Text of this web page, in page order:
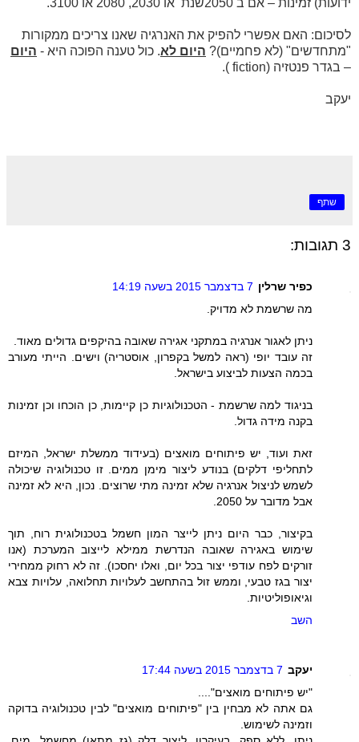
לסיכום: האם אפשרי להפיק את האנרגיה שאנו צריכים ממקורות
"מתחדשים" (לא פחמיים)? היום לא. כול טענה הפוכה היא - היום
– בגדר פנטזיה (fiction
).
יעקב
שתף
3 תגובות:
כפיר שרלין 7 בדצמבר 2015 בשעה 14:19
מה שרשמת לא מדויק.
ניתן לאגור אנרגיה במתקני אגירה שאובה בהיקפים גדולים מאוד.
זה עובד יופי (ראה למשל בקפרון, אוסטריה) וישים. הייתי מעורב
בכמה הצעות לביצוע בישראל.
בניגוד למה שרשמת - הטכנולוגיות כן קיימות, כן הוכחו וכן זמינות
בקנה מידה גדול.
זאת ועוד, יש פיתוחים מואצים (בעידוד ממשלת ישראל, המיזם
לתחליפי דלקים) בנודע ליצור מימן ממים. זו טכנולוגיה שיכולה
לשמש לניצול אנרגיה שלא זמינה מתי שרוצים. נכון, היא לא זמינה
אבל מדובר על 2050.
בקיצור, כבר היום ניתן לייצר המון חשמל בטכנולוגית רוח, תוך
שימוש באגירה שאובה הנדרשת ממילא לייצוב המערכת (אנו
זורקים לפח עודפי יצור בכל יום, ואלו יחסכו). זה לא רחוק ממחירי
יצור בגז טבעי, וממש זול בהתחשב לעלויות תחלואה, עלויות צבא
וגיאופוליטיות.
השב
יעקב 7 בדצמבר 2015 בשעה 17:44
"יש פיתוחים מואצים"....
גם אתה לא מבחין בין "פיתוחים מואצים" לבין טכנולוגיה בדוקה
וזמינה לשימוש.